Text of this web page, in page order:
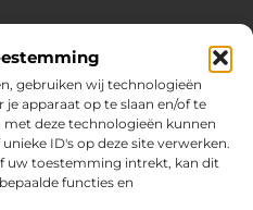
gebruiken wij technologieën
apparaat op te slaan en/of te
deze technologieën kunnen
ID's op deze site verwerken.
uw toestemming intrekt, kan dit
functies en
en praktische tips
blogs en artikelen
verrassende inzichten om
Van interieurideeën tot
uit jouw huis en